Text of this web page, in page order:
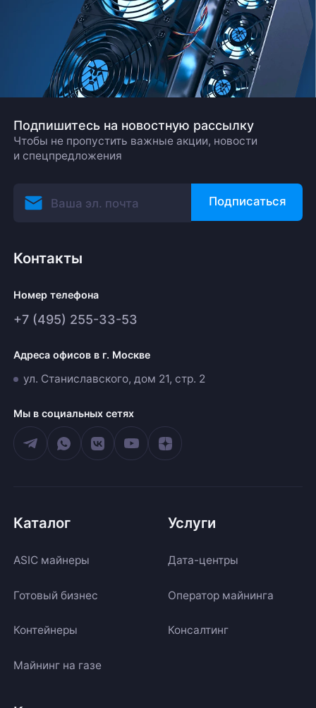
Подпишитесь на новостную рассылку
Чтобы не пропустить важные акции, новости
и спецпредложения
Подписаться
Контакты
Номер телефона
+7 (495) 255-33-53
Адреса офисов в г. Москве
ул. Станиславского, дом 21, стр. 2
Мы в социальных сетях
Каталог
ASIC майнеры
Готовый бизнес
Контейнеры
Майнинг на газе
Услуги
Дата-центры
Оператор майнинга
Консалтинг